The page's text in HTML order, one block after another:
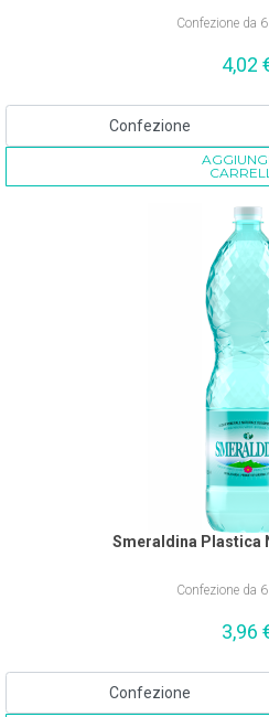
Confezione da
4,02
Smeraldina Plastica
Confezione da
3,96